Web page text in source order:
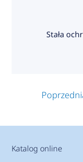
Stała
Katalog online